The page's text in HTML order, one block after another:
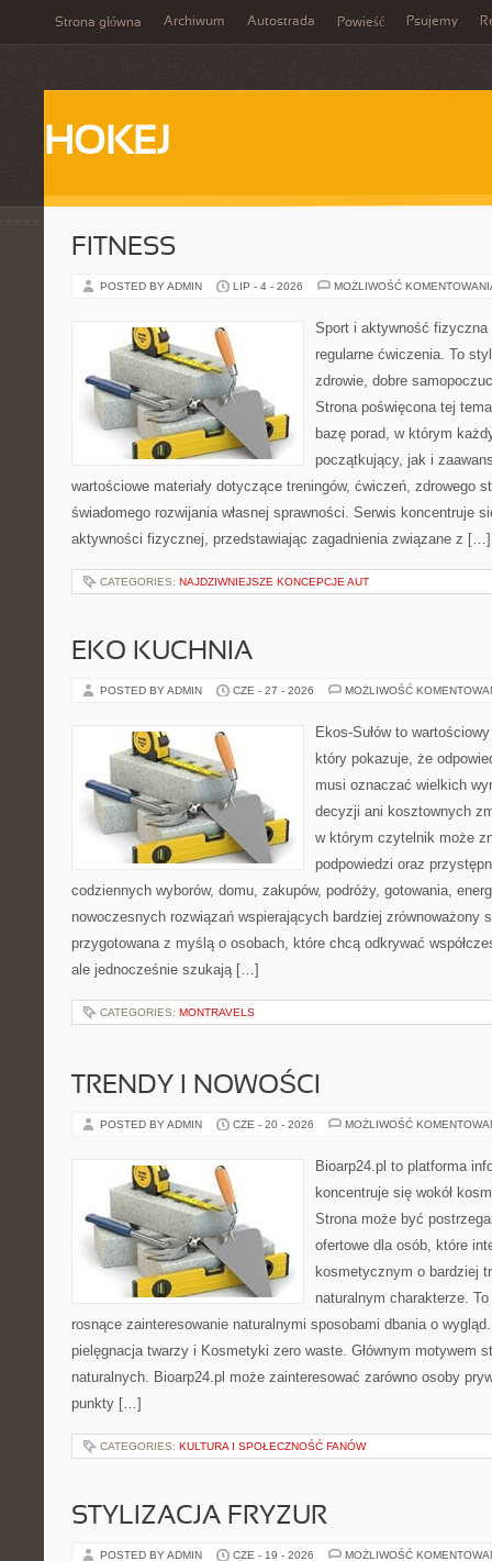
Strona główna Archiwum Autostrada Powieść Psujemy
HOKEJ
FITNESS
POSTED BY ADMIN LIP - 4 - 2026 MOŻLIWOŚĆ
Sport i aktywność
regularne ćwiczenia. To
zdrowie, dobre
Strona poświęcona tej
bazę porad, w którym
początkujący, jak i
wartościowe materiały dotyczące treningów, ćwiczeń, zdrowego
świadomego rozwijania własnej sprawności. Serwis koncentruje
aktywności fizycznej, przedstawiając zagadnienia związane z […]
CATEGORIES: NAJDZIWNIEJSZE KONCEPCJE AUT
EKO KUCHNIA
POSTED BY ADMIN CZE - 27 - 2026 MOŻLIWOŚĆ
Ekos-Sułów to
który pokazuje, że
musi oznaczać wielkich
decyzji ani kosztownych
w którym czytelnik może
podpowiedzi oraz
codziennych wyborów, domu, zakupów, podróży, gotowania,
nowoczesnych rozwiązań wspierających bardziej zrównoważony
przygotowana z myślą o osobach, które chcą odkrywać
ale jednocześnie szukają […]
CATEGORIES: MONTRAVELS
TRENDY I NOWOŚCI
POSTED BY ADMIN CZE - 20 - 2026 MOŻLIWOŚĆ
Bioarp24.pl to platforma
koncentruje się wokół
Strona może być
ofertowe dla osób, które
kosmetycznym o bardziej
naturalnym charakterze.
rosnące zainteresowanie naturalnymi sposobami dbania o
pielęgnacja twarzy i Kosmetyki zero waste. Głównym motywem
naturalnych. Bioarp24.pl może zainteresować zarówno osoby
punkty […]
CATEGORIES: KULTURA I SPOŁECZNOŚĆ FANÓW
STYLIZACJA FRYZUR
POSTED BY ADMIN CZE - 19 - 2026 MOŻLIWOŚĆ